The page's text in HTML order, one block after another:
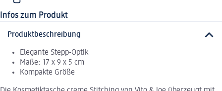
Infos zum Produkt
Produktbeschreibung
Elegante Stepp-Optik
Maße: 17 x 9 x 5 cm
Kompakte Größe